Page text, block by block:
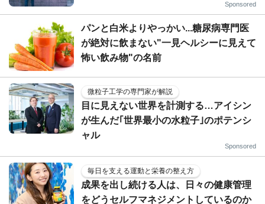
Sponsored
パンと白米よりやっかい...糖尿病専門医
が絶対に飲まない"一見ヘルシーに見えて
怖い飲み物"の名前
微粒子工学の専門家が解説
目に見えない世界を計測する…アイシン
が生んだ｢世界最小の水粒子｣のポテンシ
ャル
Sponsored
毎日を支える運動と栄養の整え方
成果を出し続ける人は、日々の健康管理
をどうセルフマネジメントしているのか